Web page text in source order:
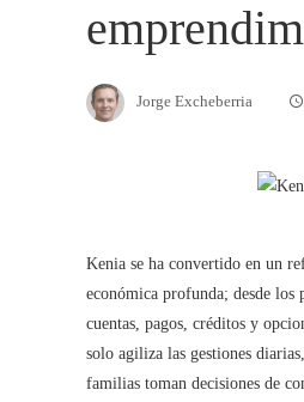
Jorge Excheberria
Kenia se ha convertido en un
económica profunda; desde
cuentas, pagos, créditos y
solo agiliza las gestiones
familias toman decisiones de